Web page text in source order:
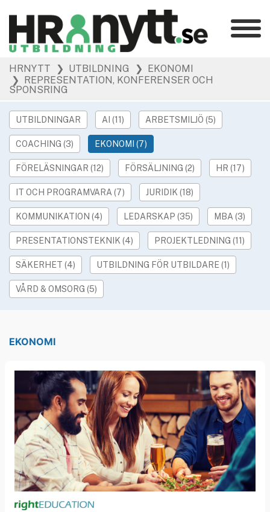
Kategorier
HR Barometer
Ledarskap
Arbetsmiljö
Rekrytering
Hållbarhet »
Podcast
Event »
Våra övriga sajter
Utbildning
Rekryteringsguiden
HRNYTT ❯ UTBILDNING
❯ EKONOMI
❯ REPRESENTATION, KONFERENSER OCH
SPONSRING
UTBILDNINGAR AI (11) ARBETSMILJÖ (5)
COACHING (3) EKONOMI (7)
FÖRELÄSNINGAR (12) FÖRSÄLJNING (2) HR (17)
IT OCH PROGRAMVARA (7) JURIDIK (18)
KOMMUNIKATION (4) LEDARSKAP (35) MBA (3)
PRESENTATIONSTEKNIK (4) PROJEKTLEDNING (11)
SÄKERHET (4) UTBILDNING FÖR UTBILDARE (1)
VÅRD & OMSORG (5)
EKONOMI